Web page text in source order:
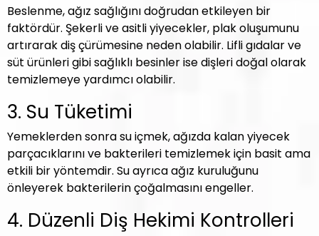
Beslenme, ağız sağlığını doğrudan etkileyen bir
faktördür. Şekerli ve asitli yiyecekler, plak oluşumunu
artırarak diş çürümesine neden olabilir. Lifli gıdalar ve
süt ürünleri gibi sağlıklı besinler ise dişleri doğal olarak
temizlemeye yardımcı olabilir.
3. Su Tüketimi
Yemeklerden sonra su içmek, ağızda kalan yiyecek
parçacıklarını ve bakterileri temizlemek için basit ama
etkili bir yöntemdir. Su ayrıca ağız kuruluğunu
önleyerek bakterilerin çoğalmasını engeller.
4. Düzenli Diş Hekimi Kontrolleri